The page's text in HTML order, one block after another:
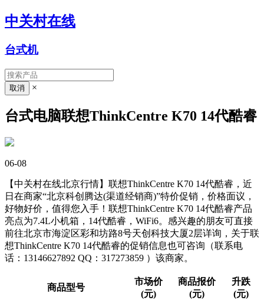
中关村在线
台式机
×
台式电脑联想ThinkCentre K70 14代酷睿
06-08
【中关村在线北京行情】联想ThinkCentre K70 14代酷睿，近
日在商家“北京科创腾达(渠道经销商)”特价促销，价格面议，
好物好价，值得您入手！联想ThinkCentre K70 14代酷睿产品
亮点为7.4L小机箱，14代酷睿，WiFi6。感兴趣的朋友可直接
前往北京市海淀区彩和坊路8号天创科技大厦2层详询，关于联
想ThinkCentre K70 14代酷睿的促销信息也可咨询（联系电
话：13146627892 QQ：317273859 ）该商家。
商品型号
市场价
(元)
商品报价
(元)
升跌
(元)